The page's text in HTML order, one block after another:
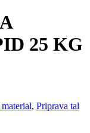
25 KG
, Priprava tal